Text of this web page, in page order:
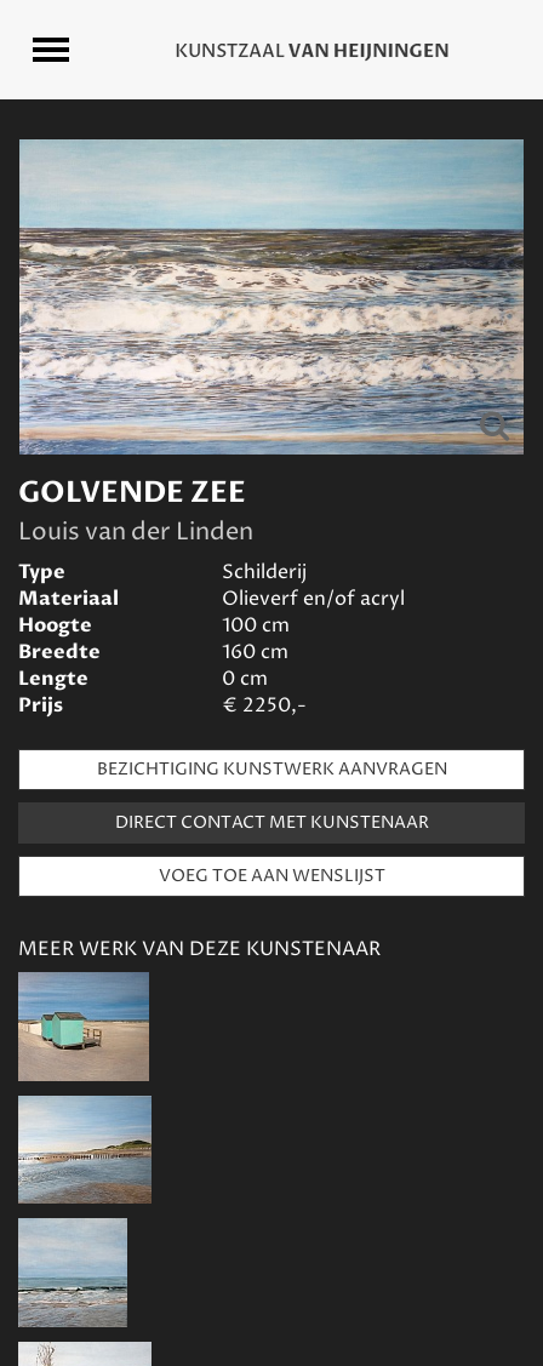
GOLVENDE ZEE
Louis van der Linden
Type
Schilderij
Materiaal
Olieverf en/of acryl
Hoogte
100cm
Breedte
160cm
Lengte
0cm
Prijs
€ 2250,-
BEZICHTIGING KUNSTWERK AANVRAGEN
DIRECT CONTACT MET KUNSTENAAR
MEER WERK VAN DEZE KUNSTENAAR